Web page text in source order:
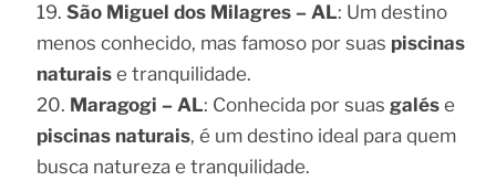
São Miguel dos Milagres – AL: Um destino
menos conhecido, mas famoso por suas piscinas
naturaise tranquilidade.
Maragogi – AL: Conhecida por suas galése
piscinas naturais, é um destino ideal para quem
busca natureza e tranquilidade.